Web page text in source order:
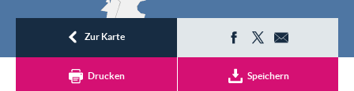
Registrieren
Zur Karte
Drucken Speichern